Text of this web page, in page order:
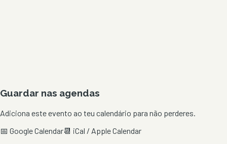
Guardar nas agendas
Adiciona este evento ao teu calendário para não perderes.
📅 Google Calendar📆 iCal / Apple Calendar